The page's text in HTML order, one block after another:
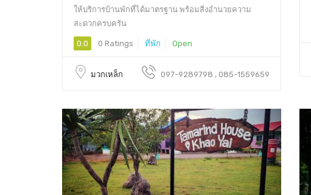
ให้บริการบ้านพักที่ได้มาตรฐาน พร้อมสิ่งอำนวยความ
สะดวกครบครัน
0.0 0 Ratings ที่พัก Open
มวกเหล็ก 097-9289798 , 085-1559659